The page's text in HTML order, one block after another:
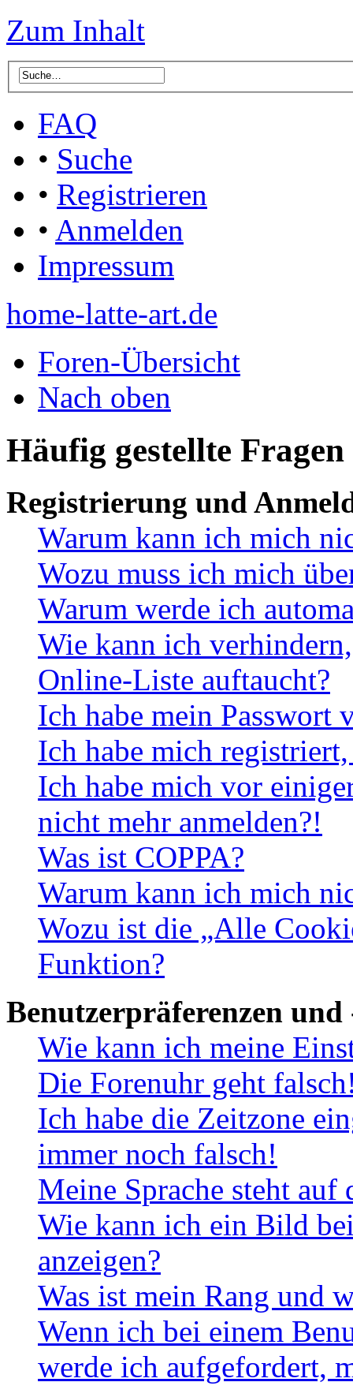
Zum Inhalt
FAQ
• Suche
• Registrieren
• Anmelden
Impressum
home-latte-art.de
Foren-Übersicht
Nach oben
Häufig gestellte Fragen
Registrierung und
Warum kann ich mich
Wozu muss ich mich
Warum werde ich
Wie kann ich
Online-Liste auftaucht?
Ich habe mein Passwort
Ich habe mich
Ich habe mich vor
nicht mehr anmelden?!
Was ist COPPA?
Warum kann ich mich
Wozu ist die „Alle
Funktion?
Benutzerpräferenzen und
Wie kann ich meine
Die Forenuhr geht
Ich habe die Zeitzone
immer noch falsch!
Meine Sprache steht
Wie kann ich ein Bild
anzeigen?
Was ist mein Rang und
Wenn ich bei einem
werde ich aufgefordert,